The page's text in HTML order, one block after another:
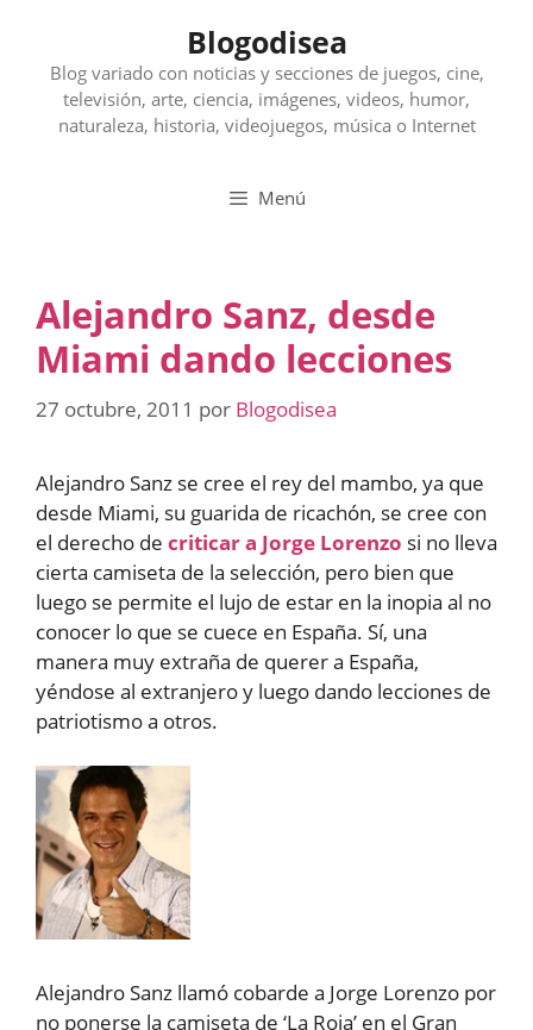
contenido
Blogodisea
Blog variado con noticias y secciones de juegos, cine,
televisión, arte, ciencia, imágenes, videos, humor,
naturaleza, historia, videojuegos, música o Internet
Menú
Alejandro Sanz, desde
Miami dando lecciones
27 octubre, 2011 por Blogodisea
Alejandro Sanz se cree el rey del mambo, ya que
desde Miami, su guarida de ricachón, se cree con
el derecho de criticar a Jorge Lorenzo si no lleva
cierta camiseta de la selección, pero bien que
luego se permite el lujo de estar en la inopia al no
conocer lo que se cuece en España. Sí, una
manera muy extraña de querer a España,
yéndose al extranjero y luego dando lecciones de
patriotismo a otros.
Alejandro Sanz llamó cobarde a Jorge Lorenzo por
no ponerse la camiseta de ‘La Roja’ en el Gran